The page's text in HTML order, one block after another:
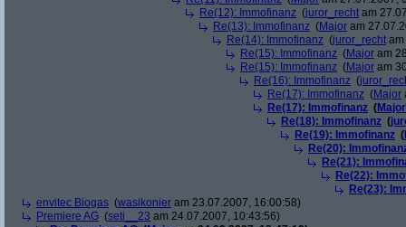
Re(12): Immofinanz (juror_recht am
Re(13): Immofinanz (Major am
Re(14): Immofinanz (juror_recht
Re(15): Immofinanz (Major am
Re(15): Immofinanz (Major am
Re(16): Immofinanz (
Re(17): Immofinanz (Major
Re(17): Immofinanz (Major
Re(18): Immofinanz (
Re(19): Immofinanz (
Re(20):
Re(21):
Re(22):
Re(23):
envitec Biogas (wasikonier am 23.07.2007, 16:00:58)
Premiere AG (seti__23 am 24.07.2007, 10:43:56)